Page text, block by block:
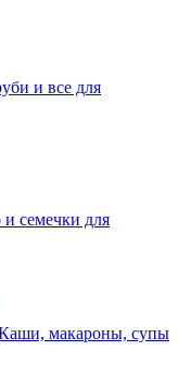
и все для
семечки для
макароны, супы